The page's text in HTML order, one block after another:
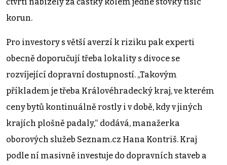
korun.
Pro investory s větší averzí k riziku pak experti
obecně doporučují třeba lokality s divoce se
rozvíjející dopravní dostupností. „Takovým
příkladem je třeba Královéhradecký kraj, ve kterém
ceny bytů kontinuálně rostly i v době, kdy v jiných
krajích plošně padaly,“ dodává, manažerka
oborových služeb Seznam.cz Hana Kontriš. Kraj
podle ní masivně investuje do dopravních staveb a